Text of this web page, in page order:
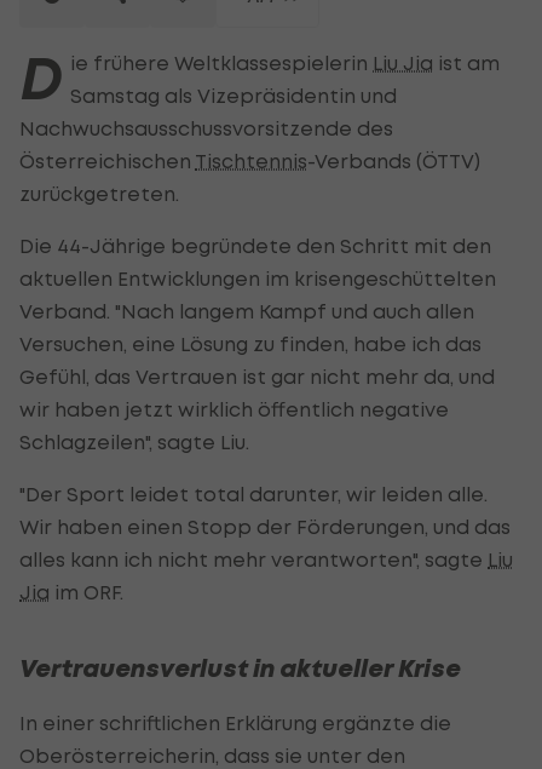
D ie frühere Weltklassespielerin Liu Jia ist am
Samstag als Vizepräsidentin und
Nachwuchsausschussvorsitzende des
Österreichischen Tischtennis-Verbands (ÖTTV)
zurückgetreten.
Die 44-Jährige begründete den Schritt mit den
aktuellen Entwicklungen im krisengeschüttelten
Verband. "Nach langem Kampf und auch allen
Versuchen, eine Lösung zu finden, habe ich das
Gefühl, das Vertrauen ist gar nicht mehr da, und
wir haben jetzt wirklich öffentlich negative
Schlagzeilen", sagte Liu.
"Der Sport leidet total darunter, wir leiden alle.
Wir haben einen Stopp der Förderungen, und das
alles kann ich nicht mehr verantworten", sagte Liu
Jia im ORF.
Vertrauensverlust in aktueller Krise
In einer schriftlichen Erklärung ergänzte die
Oberösterreicherin, dass sie unter den